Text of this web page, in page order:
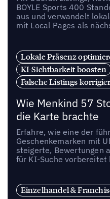
BOYLE Sports 400
aus und verwandelt
mit Local Pages als
Lokale Präsenz
KI-Sichtbarkeit boosten
Falsche Listings
Wie Menkind 57
die Karte brachte
Erfahre, wie eine der
Geschenkemarken mit
steigerte, Bewertungen
für KI-Suche vorbereitet
Einzelhandel &